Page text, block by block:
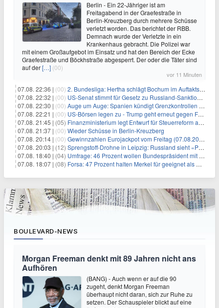
Berlin - Ein 22-Jähriger ist am
Freitagabend in der Graefestraße in
Berlin-Kreuzberg durch mehrere Schüsse
verletzt worden. Das berichtet der RBB.
Demnach wurde der Verletzte in ein
Krankenhaus gebracht. Die Polizei war
mit einem Großaufgebot im Einsatz und hat den Bereich der Ecke
Graefestraße und Böckhstraße abgesperrt. Der oder die Täter sind
auf der[…] (00)
vor 11 Minuten
07.08. 22:36 | (00) 2. Bundesliga: Hertha schlägt Bochum im Auftaktspiel
07.08. 22:32 | (00) US-Senat stimmt für Gesetz zu Russland-Sanktionen
07.08. 22:30 | (00) Auge um Auge: Spanien kündigt Grenzkontrollen zu Italien an
07.08. 22:21 | (00) US-Börsen legen zu - Trump geht erneut gegen Fed-Gouverneurin vor
07.08. 21:45 | (05) Finanzministerium legt Entwurf für Steuerreform ab 2027 vor
07.08. 21:37 | (00) Wieder Schüsse in Berlin-Kreuzberg
07.08. 20:14 | (00) Gewinnzahlen Eurojackpot vom Freitag (07.08.2026)
07.08. 20:03 | (12) Sprengstoff-Drohne in Leipzig: Russland sieht «Provokation»
07.08. 18:40 | (04) Umfrage: 46 Prozent wollen Bundespräsident mit Politik-Erfahrung
07.08. 18:07 | (08) Forsa: 47 Prozent halten Merkel für geeignet als Bundespräsidentin
BOULEVARD-NEWS
Morgan Freeman denkt mit 89 Jahren nicht ans
Aufhören
(BANG) - Auch wenn er auf die 90
zugeht, denkt Morgan Freeman
überhaupt nicht daran, sich zur Ruhe zu
setzen. Der Schauspieler blickt auf eine